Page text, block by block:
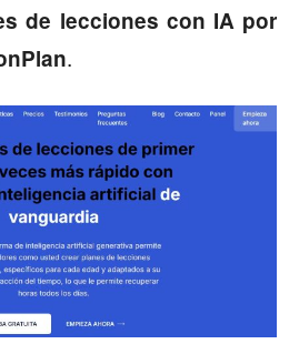
de lecciones con IA por
.